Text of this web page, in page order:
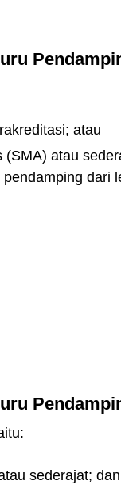
atau
atau
dari
sederajat; dan